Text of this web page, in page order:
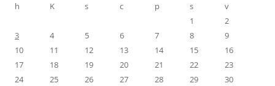
h
K s c p s
v
1
2
3
4 5 6 7 8
9
10
11 12 13 14 15
16
17
18 19 20 21 22
23
24
25 26 27 28 29
30